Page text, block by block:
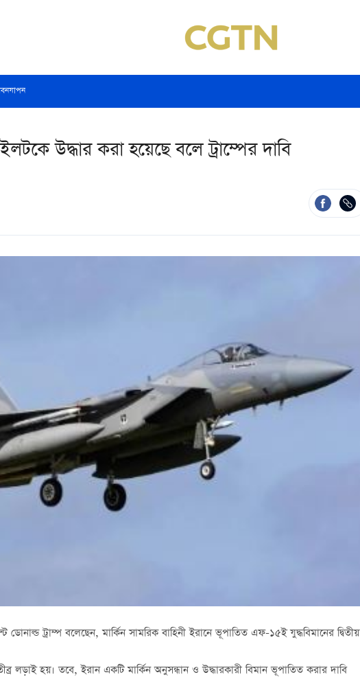
উদ্ধার করা হয়েছে বলে ট্রাম্পের দাবি
ডোনাল্ড ট্রাম্প বলেছেন, মার্কিন সামরিক বাহিনী ইরানে ভূপাতিত এফ-১৫ই যুদ্ধবিমানের দ্বিতীয়
লড়াই হয়। তবে, ইরান একটি মার্কিন অনুসন্ধান ও উদ্ধারকারী বিমান ভূপাতিত করার দাবি